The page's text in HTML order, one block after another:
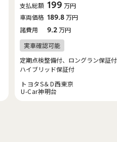
支払総額 199 万円
車両価格 189.8万円
諸費用
9.2万円
定期点検整備付、ロングラン保証
ハイブリッド保証付
トヨタS＆D西東京
U-Car神明台